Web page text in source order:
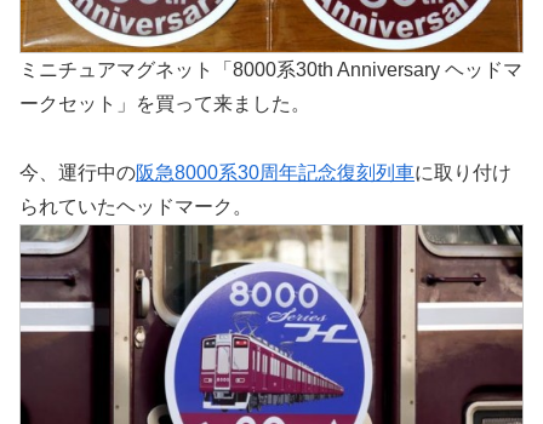
ミニチュアマグネット「8000系30th Anniversary ヘッドマ
ークセット」を買って来ました。
今、運行中の阪急8000系30周年記念復刻列車に取り付け
られていたヘッドマーク。